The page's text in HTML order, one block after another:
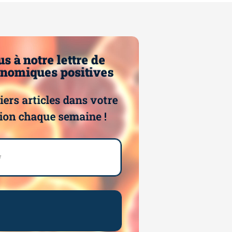
à notre lettre de
positives
articles dans votre
chaque semaine !